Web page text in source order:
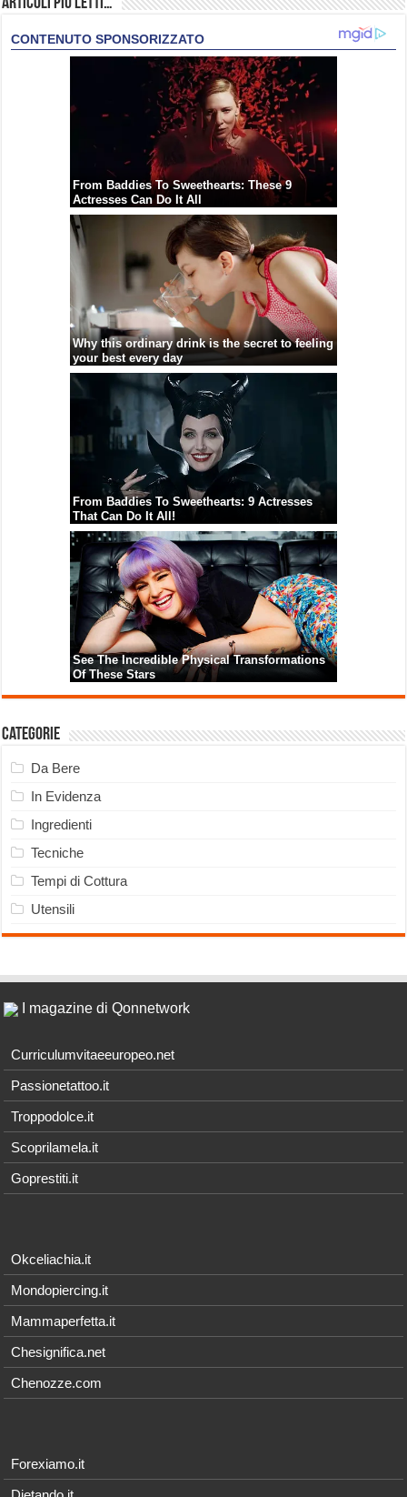
Articoli più Letti…
Categorie
Da Bere
In Evidenza
Ingredienti
Tecniche
Tempi di Cottura
Utensili
I magazine di Qonnetwork
Curriculumvitaeeuropeo.net
Passionetattoo.it
Troppodolce.it
Scoprilamela.it
Goprestiti.it
Okceliachia.it
Mondopiercing.it
Mammaperfetta.it
Chesignifica.net
Chenozze.com
Forexiamo.it